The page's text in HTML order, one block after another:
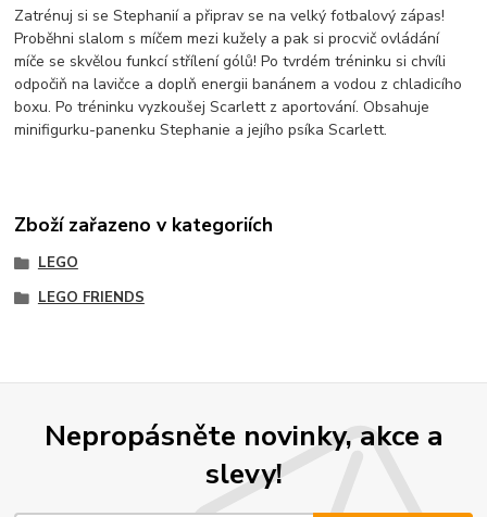
Zatrénuj si se Stephanií a připrav se na velký fotbalový zápas!
Proběhni slalom s míčem mezi kužely a pak si procvič ovládání
míče se skvělou funkcí střílení gólů! Po tvrdém tréninku si chvíli
odpočiň na lavičce a doplň energii banánem a vodou z chladicího
boxu. Po tréninku vyzkoušej Scarlett z aportování. Obsahuje
minifigurku-panenku Stephanie a jejího psíka Scarlett.
Zboží zařazeno v kategoriích
LEGO
LEGO FRIENDS
Nepropásněte novinky, akce a
slevy!